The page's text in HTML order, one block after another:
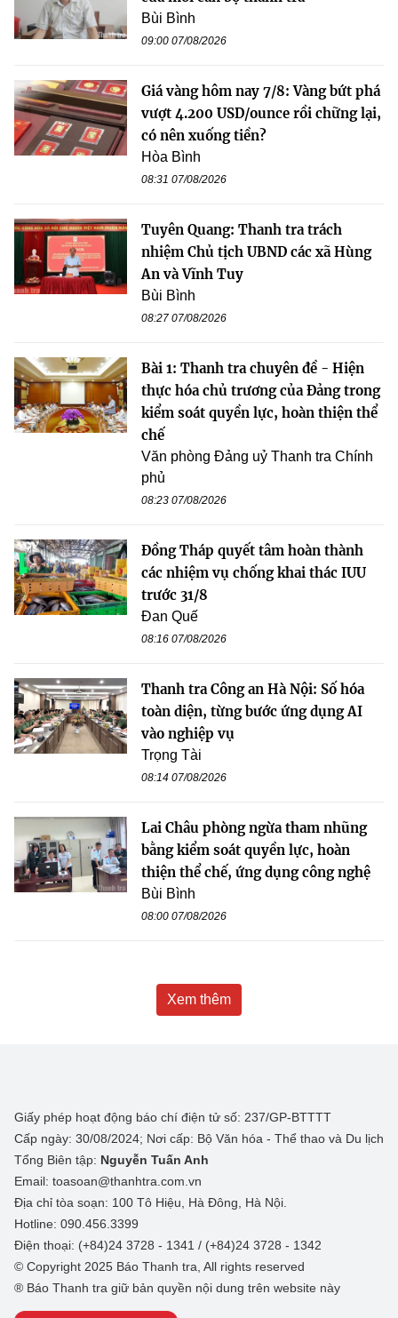
Bùi Bình
09:00 07/08/2026
Giá vàng hôm nay 7/8: Vàng bứt phá
vượt 4.200 USD/ounce rồi chững lại,
có nên xuống tiền?
Hòa Bình
08:31 07/08/2026
Tuyên Quang: Thanh tra trách
nhiệm Chủ tịch UBND các xã Hùng
An và Vĩnh Tuy
Bùi Bình
08:27 07/08/2026
Bài 1: Thanh tra chuyên đề - Hiện
thực hóa chủ trương của Đảng trong
kiểm soát quyền lực, hoàn thiện thể
chế
Văn phòng Đảng uỷ Thanh tra Chính
phủ
08:23 07/08/2026
Đồng Tháp quyết tâm hoàn thành
các nhiệm vụ chống khai thác IUU
trước 31/8
Đan Quế
08:16 07/08/2026
Thanh tra Công an Hà Nội: Số hóa
toàn diện, từng bước ứng dụng AI
vào nghiệp vụ
Trọng Tài
08:14 07/08/2026
Lai Châu phòng ngừa tham nhũng
bằng kiểm soát quyền lực, hoàn
thiện thể chế, ứng dụng công nghệ
Bùi Bình
08:00 07/08/2026
Xem thêm
Giấy phép hoạt động báo chí điện tử số: 237/GP-BTTTT
Cấp ngày: 30/08/2024; Nơi cấp: Bộ Văn hóa - Thể thao và Du lịch
Tổng Biên tập: Nguyễn Tuấn Anh
Email: toasoan@thanhtra.com.vn
Địa chỉ tòa soạn: 100 Tô Hiệu, Hà Đông, Hà Nội.
Hotline: 090.456.3399
Điện thoại: (+84)24 3728 - 1341 / (+84)24 3728 - 1342
© Copyright 2025 Báo Thanh tra, All rights reserved
® Báo Thanh tra giữ bản quyền nội dung trên website này